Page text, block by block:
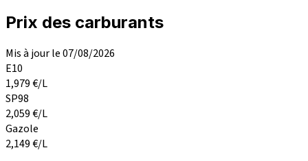
Prix des carburants
Mis à jour le 07/08/2026
E10
1,979€/L
SP98
2,059€/L
Gazole
2,149€/L